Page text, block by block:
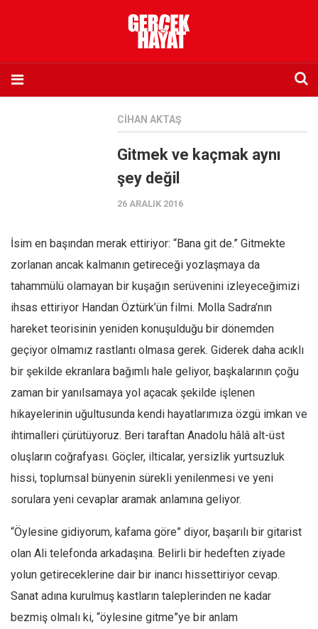
Abone olmak istiyorum
Sosyal Medya
Twitter
Facebook
Instagram
YouTube
Editörden
Yazarlar
Kemal Özer
Mahmut Toptaş
Yvonne Ridley
Ömer Kayani
Hasanali Yıldırım
Leyla Şerif Emin
CIHAN AKTAŞ
Gitmek ve kaçmak aynı
şey değil
26 ARALIK 2016
İsim en başından merak ettiriyor: “Bana git de.” Gitmekte
zorlanan ancak kalmanın getireceği yozlaşmaya da
tahammülü olamayan bir kuşağın serüvenini izleyeceğimizi
ihsas ettiriyor Handan Öztürk’ün filmi. Molla Sadra’nın
hareket teorisinin yeniden konuşulduğu bir dönemden
geçiyor olmamız rastlantı olmasa gerek. Giderek daha acıklı
bir şekilde ekranlara bağımlı hale geliyor, başkalarının çoğu
zaman bir yanılsamaya yol açacak şekilde işlenen
hikayelerinin uğultusunda kendi hayatlarımıza özgü imkan ve
ihtimalleri çürütüyoruz. Beri taraftan Anadolu hâlâ alt-üst
oluşların coğrafyası. Göçler, ilticalar, yersizlik yurtsuzluk
hissi, toplumsal bünyenin sürekli yenilenmesi ve yeni
sorulara yeni cevaplar aramak anlamına geliyor.
“Öylesine gidiyorum, kafama göre” diyor, başarılı bir gitarist
olan Ali telefonda arkadaşına. Belirli bir hedeften ziyade
yolun getireceklerine dair bir inancı hissettiriyor cevap.
Sanat adına kurulmuş kastların taleplerinden ne kadar
bezmiş olmalı ki, “öylesine gitme”ye bir anlam